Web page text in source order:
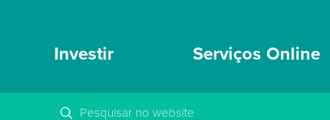
Investir Serviços Online